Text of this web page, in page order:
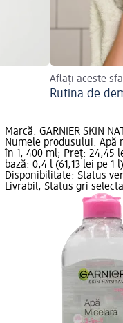
Aflați aceste
Rutina de
Marcă: GARNIER SKIN
Numele produsului: Apă
în 1, 400 ml; Preț: 24,45
bază: 0,4 l (61,13 lei pe 1
Disponibilitate: Status
Livrabil, Status gri